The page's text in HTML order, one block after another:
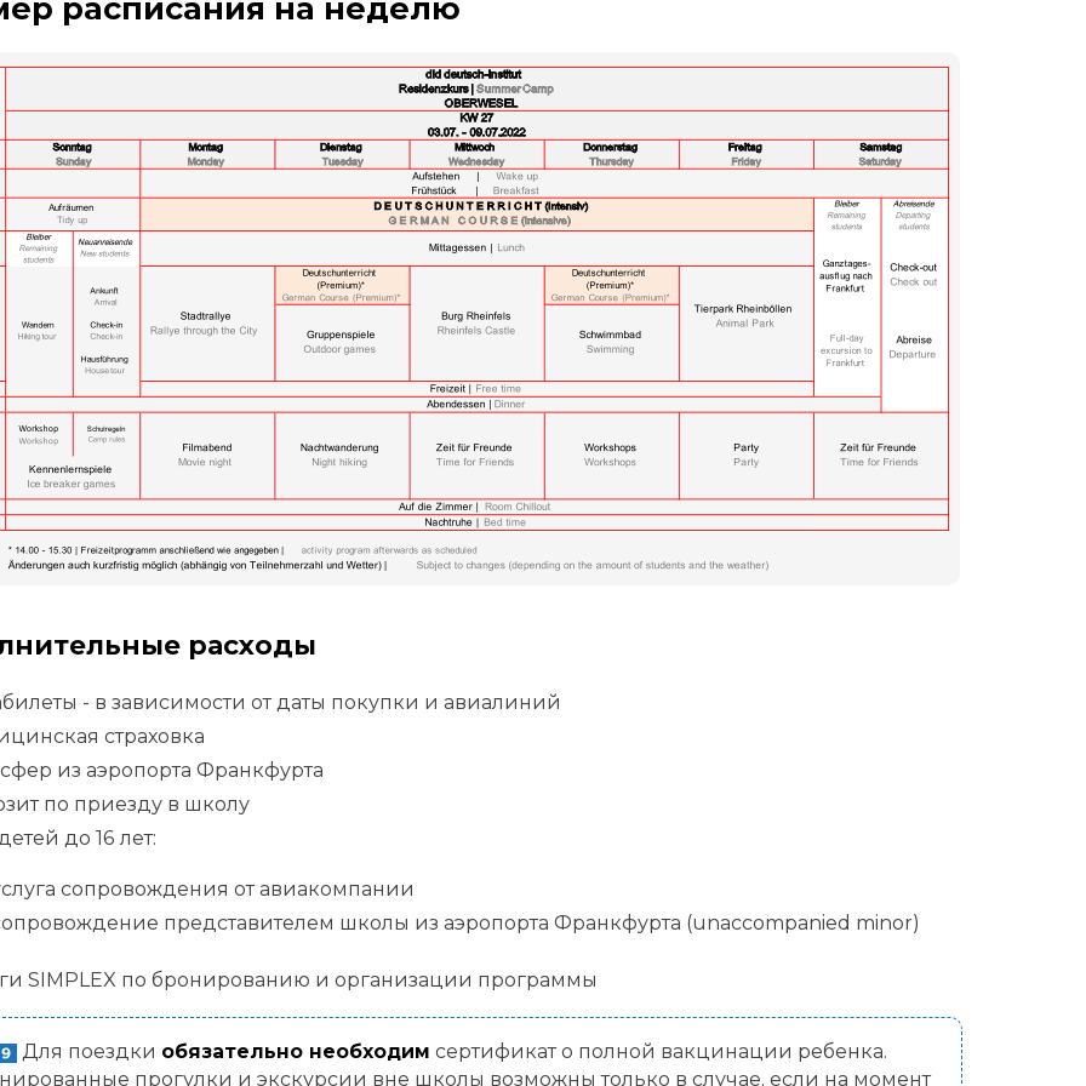
расписания на неделю
расходы
- в зависимости от даты покупки и авиалиний
страховка
из аэропорта Франкфурта
по приезду в школу
до 16 лет:
сопровождения от авиакомпании
представителем школы из аэропорта Франкфурта (unaccompanied minor)
SIMPLEX по бронированию и организации программы
Для поездки обязательно необходим сертификат о полной вакцинации ребенка.
прогулки и экскурсии вне школы возможны только в случае, если на момент